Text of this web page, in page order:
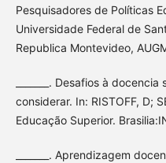
Pesquisadores de Políticas
Universidade Federal de
Republica Montevideo,
_______. Desafios à
considerar. In: RISTOFF, D;
Educação Superior.
_______. Aprendizagem